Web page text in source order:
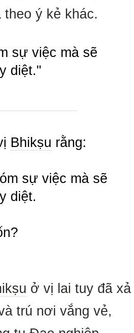
theo ý kẻ khác.
sự việc mà sẽ
diệt."
Bhikṣu rằng:
sự việc mà sẽ
diệt.
ở vị lai tuy đã xả
trú nơi vắng vẻ,